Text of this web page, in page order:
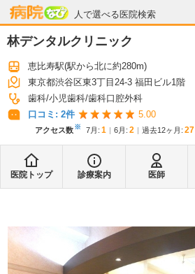
人で選べる医院検索
病院なび
林デンタルクリニック
恵比寿駅(駅から北に約280m)
東京都渋谷区東3丁目24-3 福田ビル1階
歯科 小児歯科 歯科口腔外科
口コミ: 2件 5.00
アクセス数※ 7月 : 1 6月 : 2 過去12ヶ月: 27
医院トップ 診療案内 医師